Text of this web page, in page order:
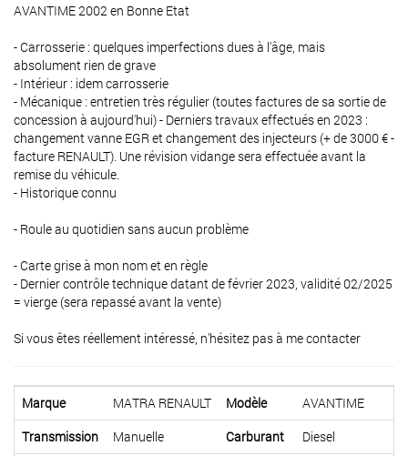
AVANTIME 2002 en Bonne Etat
- Carrosserie : quelques imperfections dues à l'âge, mais
absolument rien de grave
- Intérieur : idem carrosserie
- Mécanique : entretien très régulier (toutes factures de sa sortie de
concession à aujourd'hui) - Derniers travaux effectués en 2023 :
changement vanne EGR et changement des injecteurs (+ de 3000 € -
facture RENAULT). Une révision vidange sera effectuée avant la
remise du véhicule.
- Historique connu
- Roule au quotidien sans aucun problème
- Carte grise à mon nom et en règle
- Dernier contrôle technique datant de février 2023, validité 02/2025
= vierge (sera repassé avant la vente)
Si vous êtes réellement intéressé, n'hésitez pas à me contacter
Marque MATRA RENAULT Modèle
AVANTIME
Transmission
Manuelle Carburant
Diesel